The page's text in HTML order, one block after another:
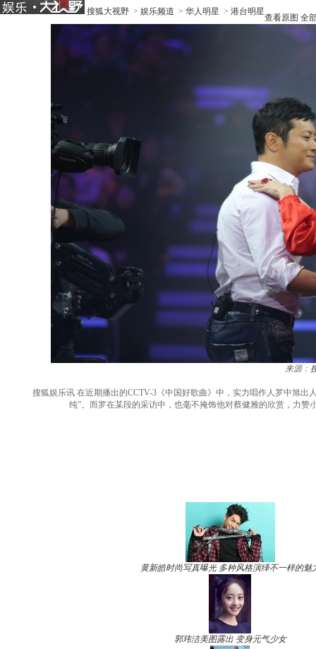
搜狐大视野 > 娱乐频道 > 华人明星 > 港台明星
查看原图 全
来源：
搜狐娱乐讯 在近期播出的CCTV-3《中国好歌曲》中，实力唱作人罗中旭出
纯”。而罗在某段的采访中，也毫不掩饰他对蔡健雅的欣赏，力
黄新皓时尚写真曝光 多种风格演绎不一样的魅
郭玮洁美图露出 变身元气少女